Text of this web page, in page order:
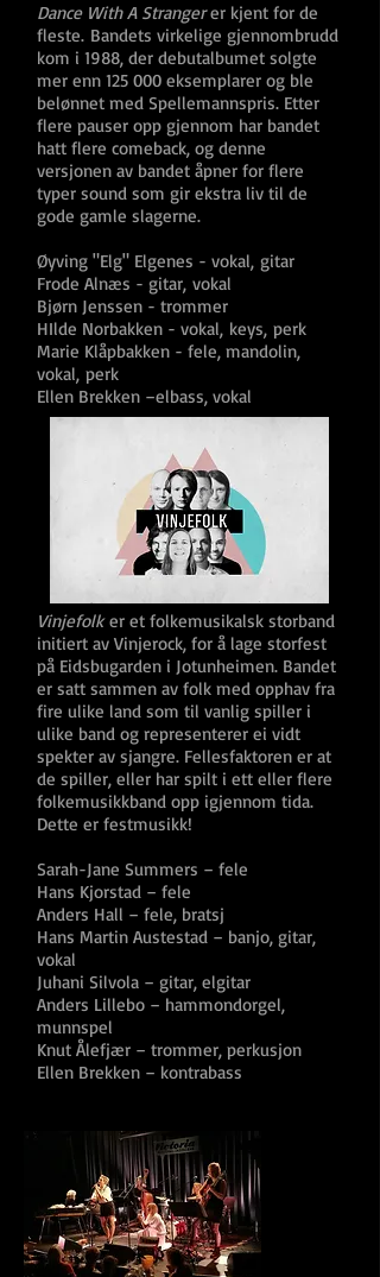
Dance With A Strangerer kjent for de
fleste. Bandets virkelige gjennombrudd
kom i 1988, der debutalbumet solgte
mer enn 125 000 eksemplarer og ble
belønnet med Spellemannspris. Etter
flere pauser opp gjennom har bandet
hatt flere comeback, og denne
versjonen av bandet åpner for flere
typer sound som gir ekstra liv til de
gode gamle slagerne.
Øyving "Elg" Elgenes - vokal, gitar
Frode Alnæs - gitar, vokal
Bjørn Jenssen - trommer
HIlde Norbakken - vokal, keys, perk
Marie Klåpbakken - fele, mandolin,
vokal, perk
Ellen Brekken –elbass, vokal
Vinjefolker et folkemusikalsk storband
initiert av Vinjerock, for å lage storfest
på Eidsbugarden i Jotunheimen. Bandet
er satt sammen av folk med opphav fra
fire ulike land som til vanlig spiller i
ulike band og representerer ei vidt
spekter av sjangre. Fellesfaktoren er at
de spiller, eller har spilt i ett eller flere
folkemusikkband opp igjennom tida.
Dette er festmusikk!
Sarah-Jane Summers – fele
Hans Kjorstad – fele
Anders Hall – fele, bratsj
Hans Martin Austestad – banjo, gitar,
vokal
Juhani Silvola – gitar, elgitar
Anders Lillebo – hammondorgel,
munnspel
Knut Ålefjær – trommer, perkusjon
Ellen Brekken – kontrabass